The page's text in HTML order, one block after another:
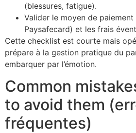
(blessures, fatigue).
Valider le moyen de paiement
Paysafecard) et les frais
Cette checklist est courte mais
prépare à la gestion pratique du
embarquer par l’émotion.
Common
to avoid them
fréquentes)